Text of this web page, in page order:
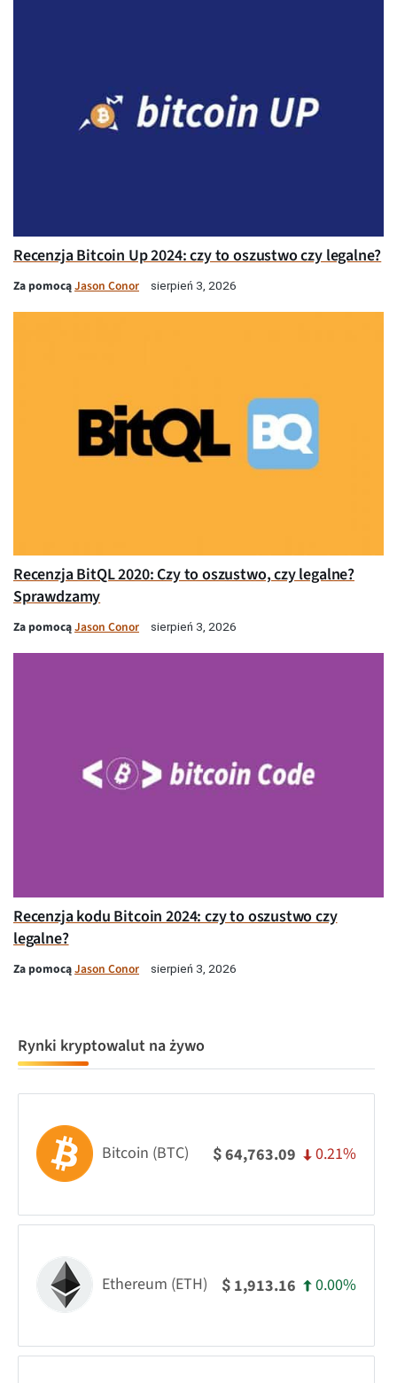
Recenzja Bitcoin Up 2024: czy to oszustwo czy legalne?
Za pomocąJason Conor sierpień 3, 2026
Recenzja BitQL 2020: Czy to oszustwo, czy legalne?
Sprawdzamy
Za pomocąJason Conor sierpień 3, 2026
Recenzja kodu Bitcoin 2024: czy to oszustwo czy
legalne?
Za pomocąJason Conor sierpień 3, 2026
Rynki kryptowalut na żywo
Bitcoin (BTC) $64,763.09 0.21%
Ethereum (ETH) $ 1,913.16 0.00%